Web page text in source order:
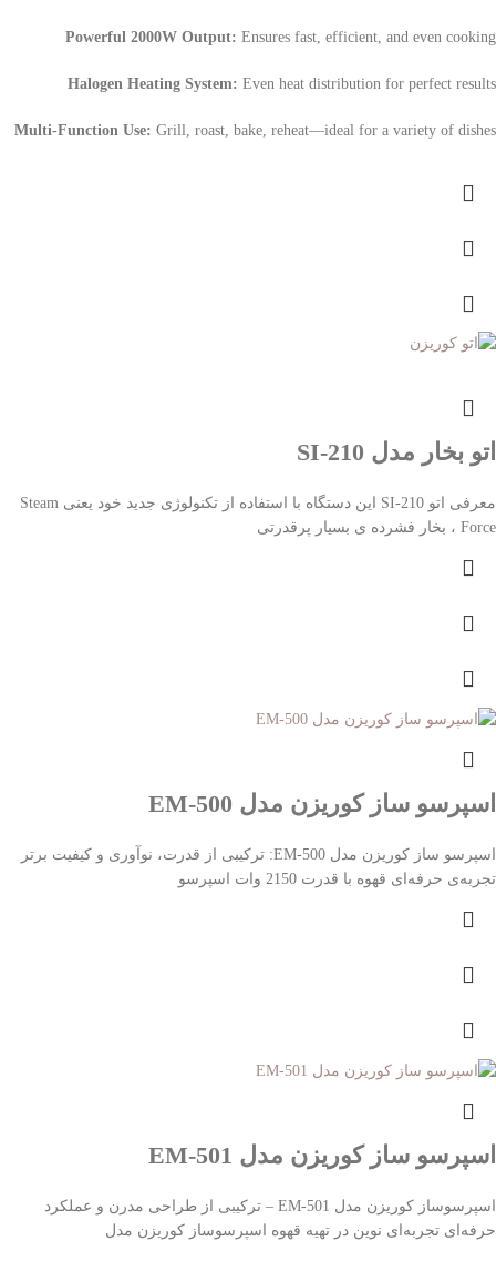
Powerful 2000W Output: Ensures fast, efficient, and even cooking
Halogen Heating System: Even heat distribution for perfect results
Multi-Function Use: Grill, roast, bake, reheat—ideal for a variety of dishes
اتو بخار مدل SI-210
معرفی اتو SI-210 این دستگاه با استفاده از تکنولوژی جدید خود یعنی Steam
Force ، بخار فشرده ی بسیار پرقدرتی
اسپرسو ساز کوریزن مدل EM-500
اسپرسو ساز کوریزن مدل EM-500: ترکیبی از قدرت، نوآوری و کیفیت برتر
تجربه‌ی حرفه‌ای قهوه با قدرت 2150 وات اسپرسو
اسپرسو ساز کوریزن مدل EM-501
اسپرسوساز کوریزن مدل EM-501 – ترکیبی از طراحی مدرن و عملکرد
حرفه‌ای تجربه‌ای نوین در تهیه قهوه اسپرسوساز کوریزن مدل